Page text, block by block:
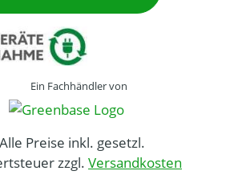
Ein Fachhändler von
Preise inkl. gesetzl.
zzgl. Versandkosten